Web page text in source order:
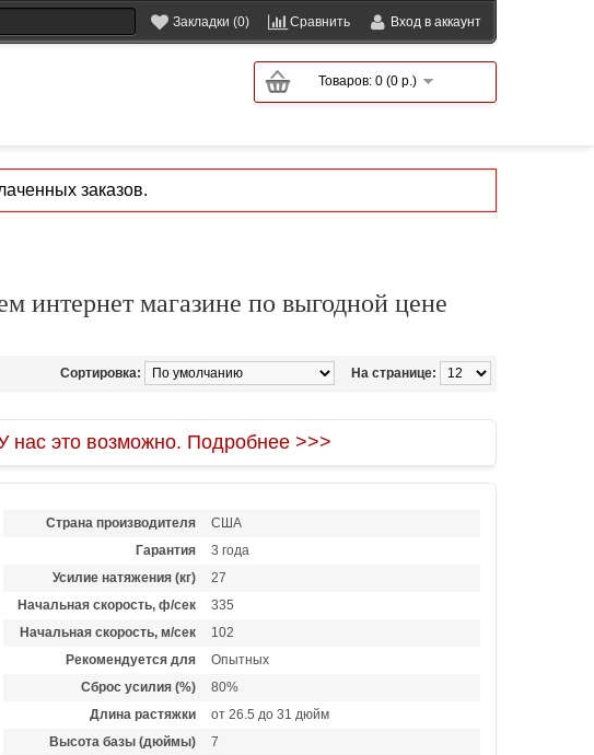
Закладки (0) Сравнить Вход в аккаунт
Товаров: 0 (0 р.)
заказов.
интернет магазине по выгодной цене
На странице:
Сортировка:
это возможно. Подробнее >>>
Страна производителя
США
Гарантия
3 года
Усилие натяжения (кг)
27
Начальная скорость, ф/сек
335
Начальная скорость, м/сек
102
Рекомендуется для
Опытных
Сброс усилия (%)
80%
Длина растяжки
от 26.5 до 31 дюйм
Высота базы (дюймы)
7